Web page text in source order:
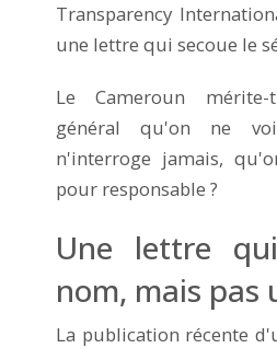
Transparency
une lettre qui secoue le
Le Cameroun
général qu'on ne
n'interroge jamais,
pour responsable ?
Une lettre
nom, mais pas
La publication récente